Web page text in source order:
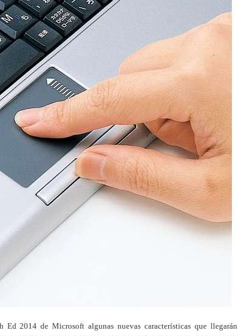
2014 de Microsoft algunas nuevas características que llegarán